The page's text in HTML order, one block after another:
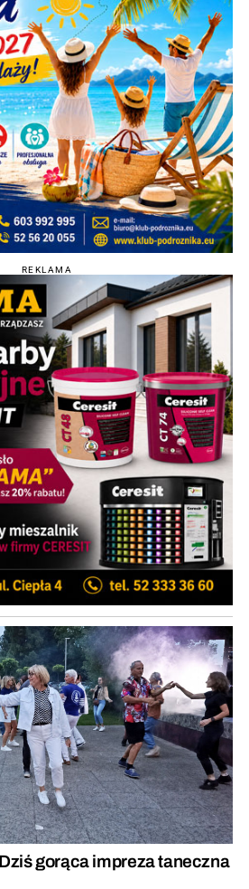
REKLAMA
gorąca impreza taneczna